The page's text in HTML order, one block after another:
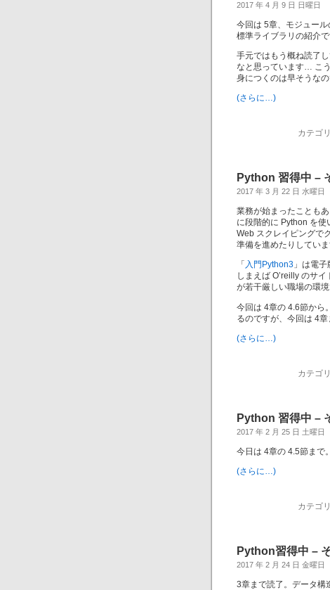
2017 年 4 月 9 日 日曜日
今回は 5章、モジュー
標準ライブラリの紹介で
手元ではもう概ね読了
なと思っています… こ
身につくのは早そうな
(さらに…)
カテゴ
Python 習得中 –
2017 年 3 月 22 日 水曜日
業務が始まったことも
に段階的に Python を
Web スクレイピングで
準備を進めたりしていま
「 入門Python3 」は電
しまえば O’reilly のサ
が若干厳しい職場の環
今回は 4章の 4.6節から
るのですが、今回は 4章
(さらに…)
カテゴ
Python 習得中 –
2017 年 2 月 25 日 土曜日
今日は 4章の 4.5節まで。
(さらに…)
カテゴ
Python習得中 –
2017 年 2 月 24 日 金曜日
3章まで読了。データ構